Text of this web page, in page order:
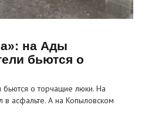
на Ады
бьются о
о торчащие люки. На
в асфальте. А на Копыловском